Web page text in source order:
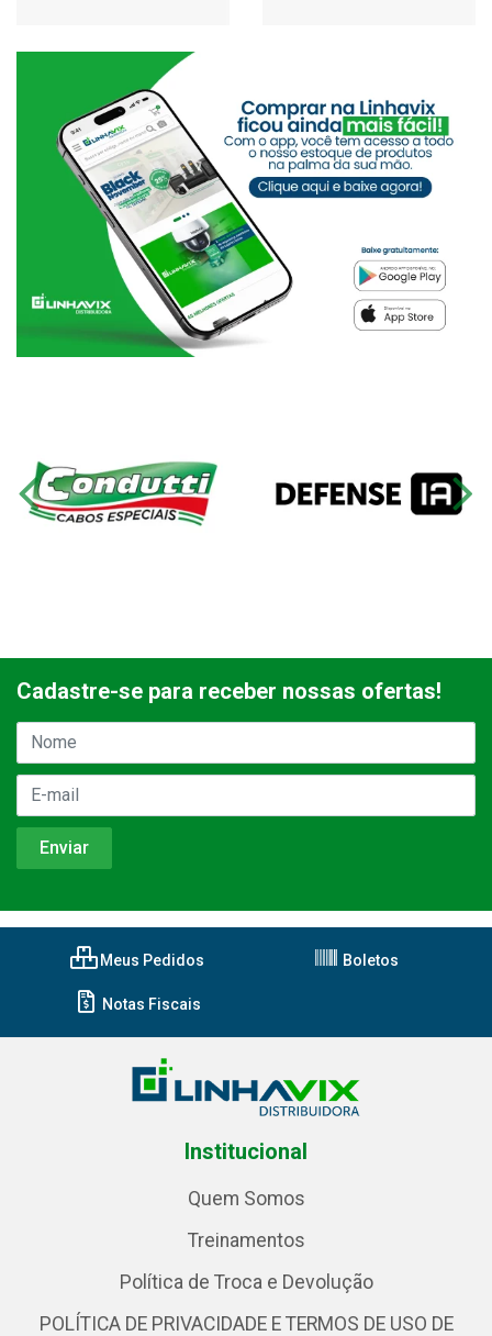
Cadastre-se para receber nossas ofertas!
Meus Pedidos Boletos
Notas Fiscais
Institucional
Quem Somos
Treinamentos
Política de Troca e Devolução
POLÍTICA DE PRIVACIDADE E TERMOS DE USO DE